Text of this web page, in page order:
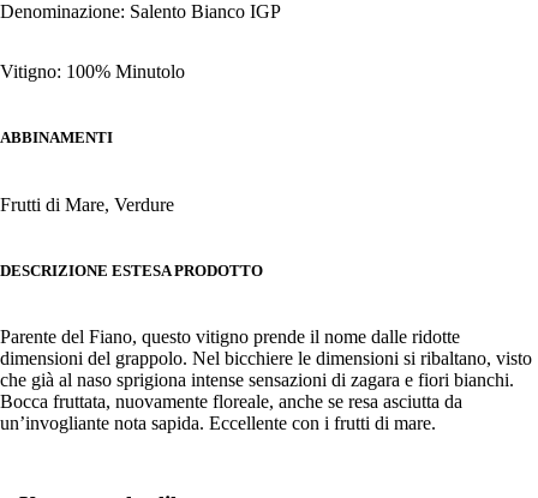
Denominazione: Salento Bianco IGP
Vitigno: 100% Minutolo
ABBINAMENTI
Frutti di Mare, Verdure
DESCRIZIONE ESTESA PRODOTTO
Parente del Fiano, questo vitigno prende il nome dalle ridotte
dimensioni del grappolo. Nel bicchiere le dimensioni si ribaltano, visto
che già al naso sprigiona intense sensazioni di zagara e fiori bianchi.
Bocca fruttata, nuovamente floreale, anche se resa asciutta da
un’invogliante nota sapida. Eccellente con i frutti di mare.